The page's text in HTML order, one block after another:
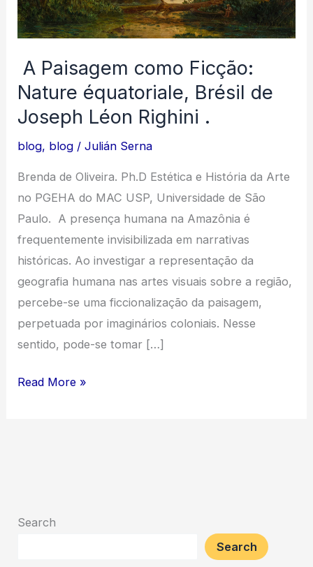
A Paisagem como Ficção:
Nature équatoriale, Brésil de
Joseph Léon Righini .
blog, blog /Julián Serna
Brenda de Oliveira. Ph.D Estética e História da Arte
no PGEHA do MAC USP, Universidade de São
Paulo. A presença humana na Amazônia é
frequentemente invisibilizada em narrativas
históricas. Ao investigar a representação da
geografia humana nas artes visuais sobre a região,
percebe-se uma ficcionalização da paisagem,
perpetuada por imaginários coloniais. Nesse
sentido, pode-se tomar […]
A
de
Read More »
Search
Search